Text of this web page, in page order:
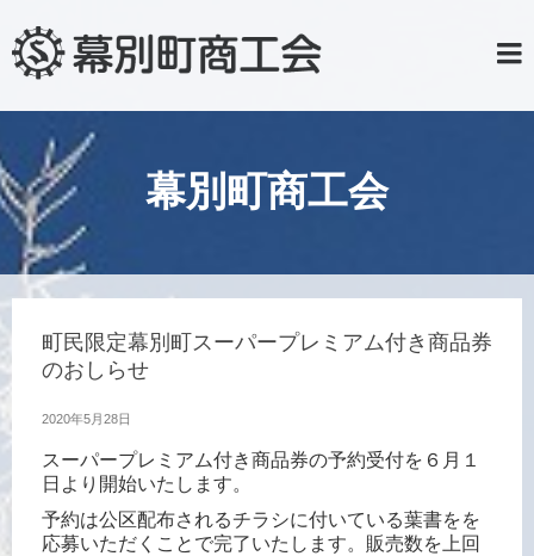
幕別町商工会
町民限定幕別町スーパープレミアム付き商品券
のおしらせ
2020年5月28日
スーパープレミアム付き商品券の予約受付を６月１
日より開始いたします。
予約は公区配布されるチラシに付いている葉書をを
応募いただくことで完了いたします。販売数を上回